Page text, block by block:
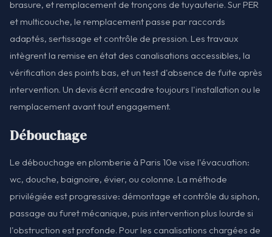
brasure, et remplacement de tronçons de tuyauterie. Sur PER
et multicouche, le remplacement passe par raccords
adaptés, sertissage et contrôle de pression. Les travaux
intègrent la remise en état des canalisations accessibles, la
vérification des points bas, et un test d'absence de fuite après
intervention. Un devis écrit encadre toujours l'installation ou le
remplacement avant tout engagement.
Débouchage
Le débouchage en plomberie à Paris 10e vise l'évacuation:
wc, douche, baignoire, évier, ou colonne. La méthode
privilégiée est progressive: démontage et contrôle du siphon,
passage au furet mécanique, puis intervention plus lourde si
l'obstruction est profonde. Pour les canalisations chargées de